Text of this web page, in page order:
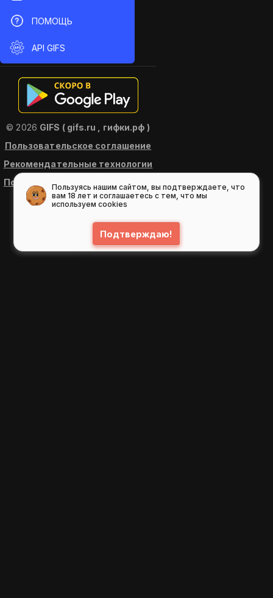
ПОМОЩЬ
API GIFS
© 2026 GIFS ( gifs.ru , гифки.рф )
Пользовательское соглашение
Рекомендательные технологии
Политика конфиденциальности
Пользуясь нашим сайтом, вы подтверждаете, что
вам 18 лет и соглашаетесь с тем, что мы
используем cookies
Подтверждаю!